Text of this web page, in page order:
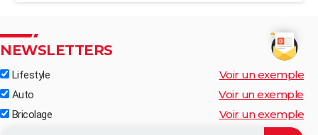
NEWSLETTERS
Lifestyle Voir un exemple
Auto Voir un exemple
Bricolage Voir un exemple